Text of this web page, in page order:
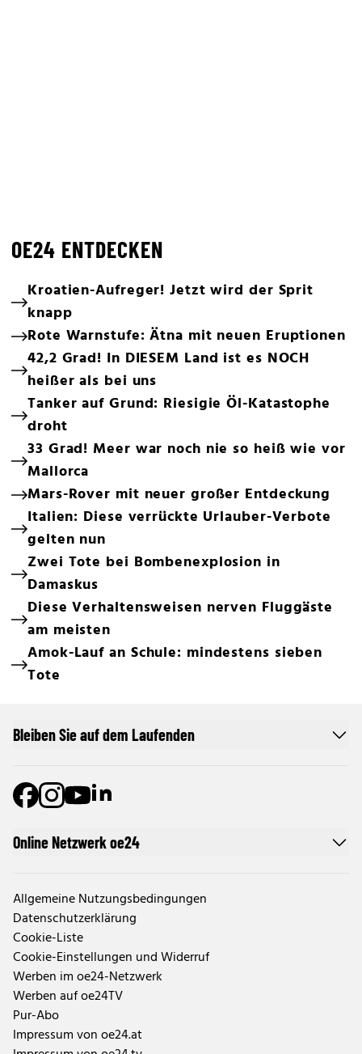
OE24 ENTDECKEN
Kroatien-Aufreger! Jetzt wird der Sprit
knapp
Rote Warnstufe: Ätna mit neuen Eruptionen
42,2 Grad! In DIESEM Land ist es NOCH
heißer als bei uns
Tanker auf Grund: Riesigie Öl-Katastophe
droht
33 Grad! Meer war noch nie so heiß wie vor
Mallorca
Mars-Rover mit neuer großer Entdeckung
Italien: Diese verrückte Urlauber-Verbote
gelten nun
Zwei Tote bei Bombenexplosion in
Damaskus
Diese Verhaltensweisen nerven Fluggäste
am meisten
Amok-Lauf an Schule: mindestens sieben
Tote
Online Netzwerk oe24
Allgemeine Nutzungsbedingungen
Datenschutzerklärung
Cookie-Liste
Cookie-Einstellungen und Widerruf
Werben im oe24-Netzwerk
Werben auf oe24TV
Pur-Abo
Impressum von oe24.at
Bleiben Sie auf dem Laufenden